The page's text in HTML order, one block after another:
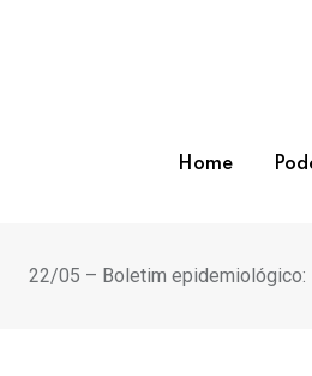
Home
22/05 – Boletim epidemiológico: